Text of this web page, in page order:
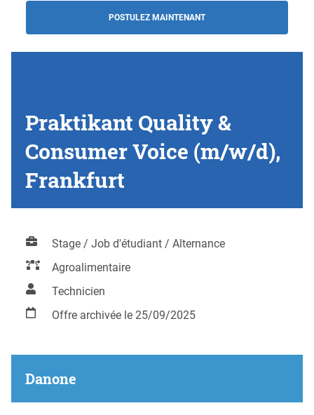
POSTULEZ MAINTENANT
Praktikant Quality &
Consumer Voice (m/w/d),
Frankfurt
Stage / Job d'étudiant / Alternance
Agroalimentaire
Technicien
Offre archivée le 25/09/2025
Danone